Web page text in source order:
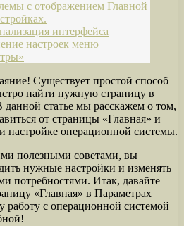
с отображением Главной
интерфейса
настроек меню
Существует простой способ
найти нужную страницу в
статье мы расскажем о том,
от страницы «Главная» и
настройке операционной системы.
полезными советами, вы
нужные настройки и изменять
потребностями. Итак, давайте
«Главная» в Параметрах
работу с операционной системой